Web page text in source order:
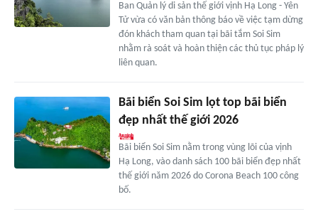
Ban Quản lý di sản thế giới vịnh Hạ Long - Yên
Tử vừa có văn bản thông báo về việc tạm dừng
đón khách tham quan tại bãi tắm Soi Sim
nhằm rà soát và hoàn thiện các thủ tục pháp lý
liên quan.
Bãi biển Soi Sim lọt top bãi biển
đẹp nhất thế giới 2026
Bãi biển Soi Sim nằm trong vùng lõi của vịnh
Hạ Long, vào danh sách 100 bãi biển đẹp nhất
thế giới năm 2026 do Corona Beach 100 công
bố.